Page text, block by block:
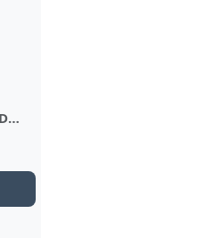
LA MASSONERIA ITALIANA DAL RISORGIMENTO AI GIORNI NOSTRI